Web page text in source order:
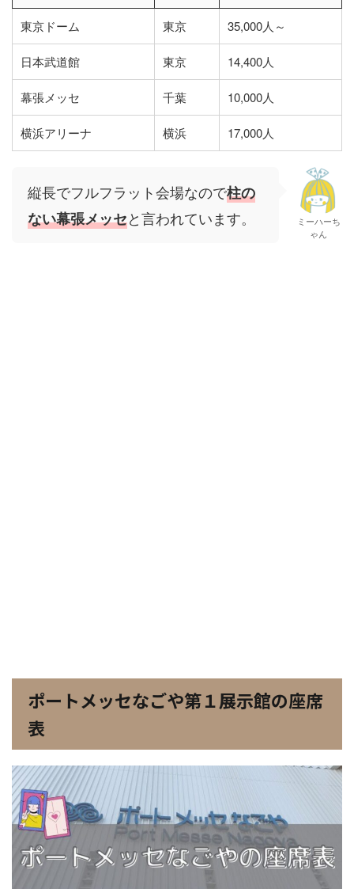
東京ドーム
東京 35,000人～
日本武道館 東京 14,400人
幕張メッセ 千葉 10,000人
横浜アリーナ 横浜 17,000人
縦長でフルフラット会場なので柱の
ない幕張メッセと言われています。
ミーハーち
ゃん
ポートメッセなごや第１展示館の座席
表